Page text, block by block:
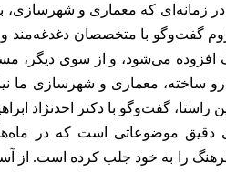
در زمانه‌ای که معماری و
گفت‌وگو با متخصصان دغدغه‌مند
افزوده می‌شود، و از سوی دیگر،
ساخته، معماری و شهرسازی ما
راستا، گفت‌وگو با دکتر احدنژاد
موضوعاتی است که در
را به خود جلب کرده است. از